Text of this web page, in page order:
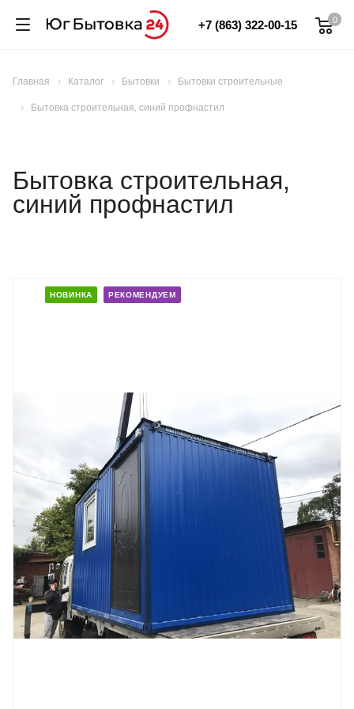
0
+7 (863) 322-00-15
Главная Каталог Бытовки Бытовки строительные
Бытовка строительная, синий профнастил
Бытовка строительная,
синий профнастил
НОВИНКА РЕКОМЕНДУЕМ